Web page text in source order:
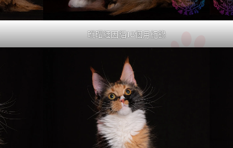
玳瑁緬因貓12個月紀錄